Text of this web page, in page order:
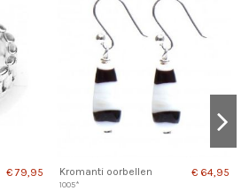
€ 79,95 Kromanti oorbellen
1005*
€ 64,95